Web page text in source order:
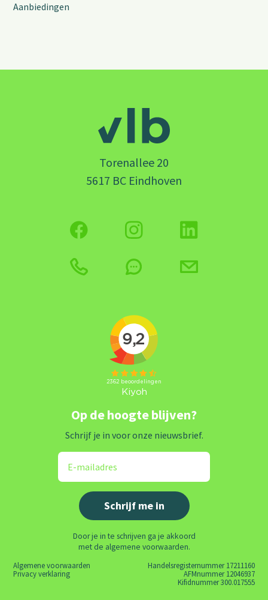
Aanbiedingen
Torenallee 20
5617 BC Eindhoven
Op de hoogte blijven?
Schrijf je in voor onze nieuwsbrief.
Door je in te schrijven ga je akkoord
met de algemene voorwaarden.
Algemene voorwaarden
Privacy verklaring
Handelsregisternummer 17211160
AFMnummer 12046937
Kifidnummer 300.017555